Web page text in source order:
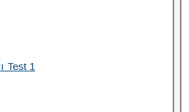
Test 1